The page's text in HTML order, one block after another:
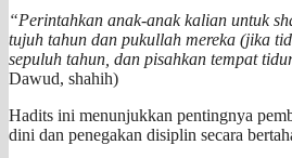
“Perintahkan anak-anak kalian untuk
tujuh tahun dan pukullah mereka (jika
sepuluh tahun, dan pisahkan tempat
Dawud, shahih)
Hadits ini menunjukkan pentingnya
dini dan penegakan disiplin secara